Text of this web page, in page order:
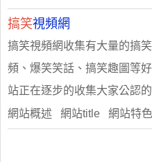
搞笑視頻網
搞笑視頻網收集有大量的搞
頻、爆笑笑話、搞笑趣圖等
站正在逐步的收集大家公認
網站概述 網站title 網站特